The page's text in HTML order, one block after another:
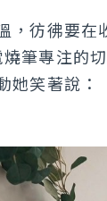
，彷彿要
筆專注的
她笑著說：